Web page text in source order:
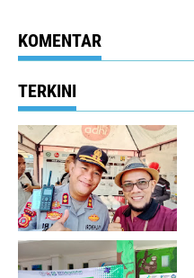
KOMENTAR
TERKINI